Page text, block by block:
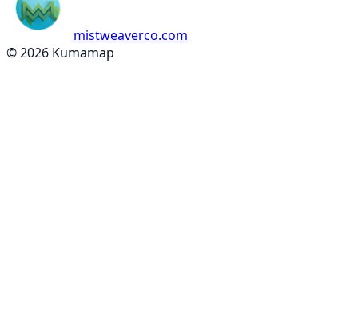
mistweaverco.com
© 2026 Kumamap